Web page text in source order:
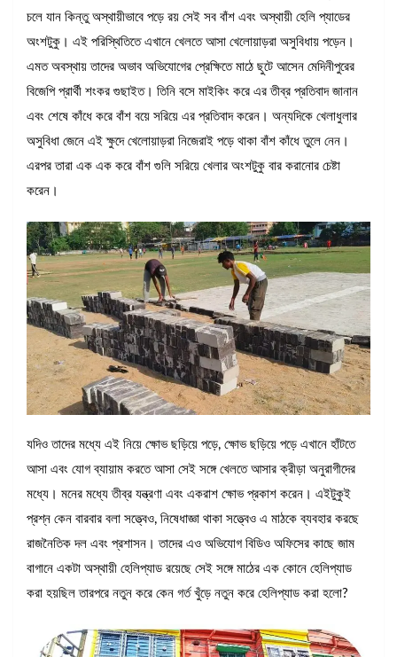
চলে যান কিন্তু অস্থায়ীভাবে পড়ে রয় সেই সব বাঁশ এবং অস্থায়ী হেলি প্যাডের
অংশটুকু। এই পরিস্থিতিতে এখানে খেলতে আসা খেলোয়াড়রা অসুবিধায় পড়েন।
এমত অবস্থায় তাদের অভাব অভিযোগের প্রেক্ষিতে মাঠে ছুটে আসেন মেদিনীপুরের
বিজেপি প্রার্থী শংকর গুছাইত। তিনি বসে মাইকিং করে এর তীব্র প্রতিবাদ জানান
এবং শেষে কাঁধে করে বাঁশ বয়ে সরিয়ে এর প্রতিবাদ করেন। অন্যদিকে খেলাধুলার
অসুবিধা জেনে এই ক্ষুদে খেলোয়াড়রা নিজেরাই পড়ে থাকা বাঁশ কাঁধে তুলে নেন।
এরপর তারা এক এক করে বাঁশ গুলি সরিয়ে খেলার অংশটুকু বার করানোর চেষ্টা
করেন।
যদিও তাদের মধ্যে এই নিয়ে ক্ষোভ ছড়িয়ে পড়ে, ক্ষোভ ছড়িয়ে পড়ে এখানে হাঁটতে
আসা এবং যোগ ব্যায়াম করতে আসা সেই সঙ্গে খেলতে আসার ক্রীড়া অনুরাগীদের
মধ্যে। মনের মধ্যে তীব্র যন্ত্রণা এবং একরাশ ক্ষোভ প্রকাশ করেন। এইটুকুই
প্রশ্ন কেন বারবার বলা সত্ত্বেও, নিষেধাজ্ঞা থাকা সত্ত্বেও এ মাঠকে ব্যবহার করছে
রাজনৈতিক দল এবং প্রশাসন। তাদের এও অভিযোগ বিডিও অফিসের কাছে জাম
বাগানে একটা অস্থায়ী হেলিপ্যাড রয়েছে সেই সঙ্গে মাঠের এক কোনে হেলিপ্যাড
করা হয়ছিল তারপরে নতুন করে কেন গর্ত খুঁড়ে নতুন করে হেলিপ্যাড করা হলো?